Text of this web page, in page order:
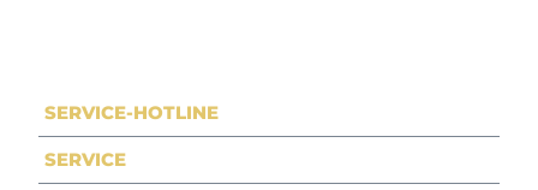
SERVICE-HOTLINE
SERVICE